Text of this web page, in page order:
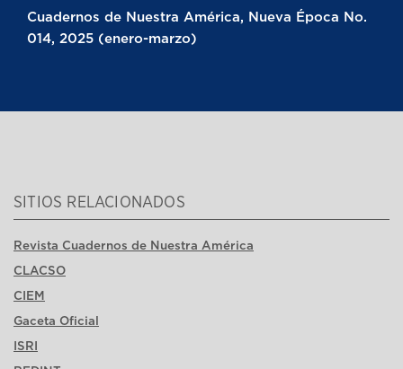
Cuadernos de Nuestra América, Nueva Época No.
014, 2025 (enero-marzo)
SITIOS RELACIONADOS
Revista Cuadernos de Nuestra América
CLACSO
CIEM
Gaceta Oficial
ISRI